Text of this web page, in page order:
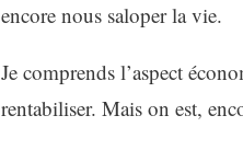
encore nous saloper la vie.
Je comprends l’aspect
rentabiliser. Mais on est,